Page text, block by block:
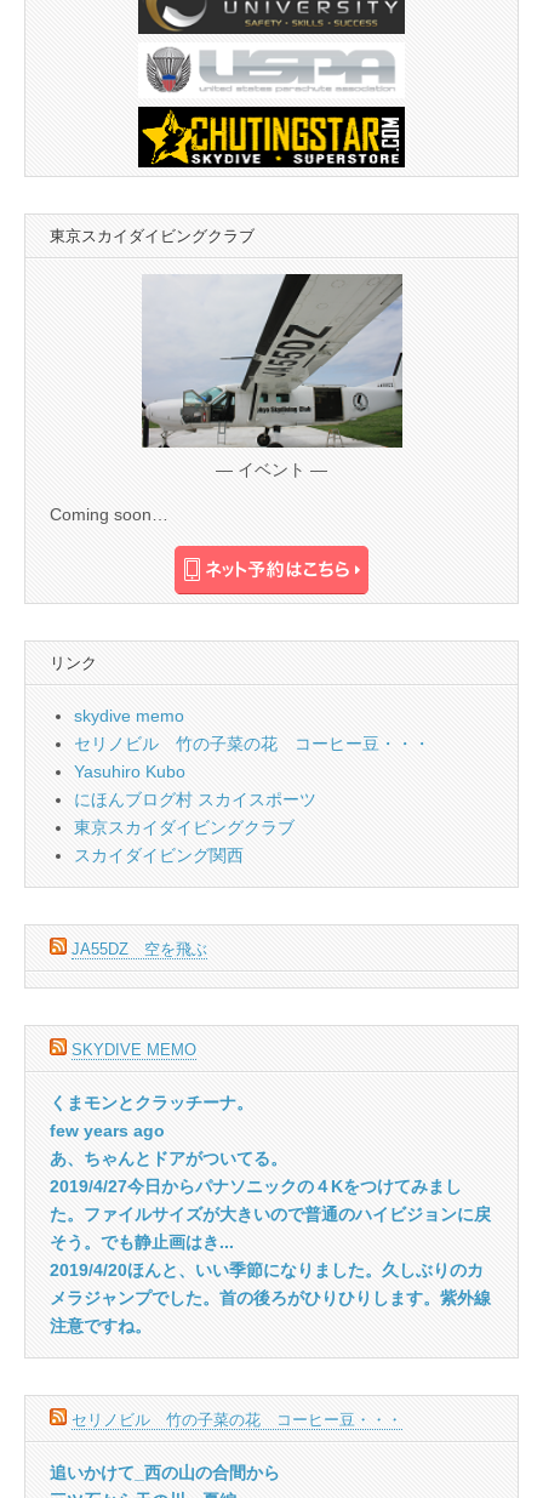
東京スカイダイビングクラブ
— イベント —
Coming soon…
リンク
skydive memo
セリノビル 竹の子菜の花 コーヒー豆・・・
Yasuhiro Kubo
にほんブログ村 スカイスポーツ
東京スカイダイビングクラブ
スカイダイビング関西
JA55DZ 空を飛ぶ
SKYDIVE MEMO
くまモンとクラッチーナ。
few years ago
あ、ちゃんとドアがついてる。
2019/4/27今日からパナソニックの４Kをつけてみまし
た。ファイルサイズが大きいので普通のハイビジョンに戻
そう。でも静止画はき...
2019/4/20ほんと、いい季節になりました。久しぶりのカ
メラジャンプでした。首の後ろがひりひりします。紫外線
注意ですね。
セリノビル 竹の子菜の花 コーヒー豆・・・
追いかけて_西の山の合間から